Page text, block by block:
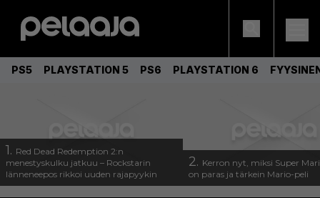
PS5 PLAYSTATION 5 PS6 PLAYSTATION 6
1. Red Dead Redemption 2:n
menestyskulku jatkuu – Rockstarin
länneneepos rikkoi uuden rajapyykin
2. Kerron nyt, miksi Super
on paras ja tärkein Mario-peli